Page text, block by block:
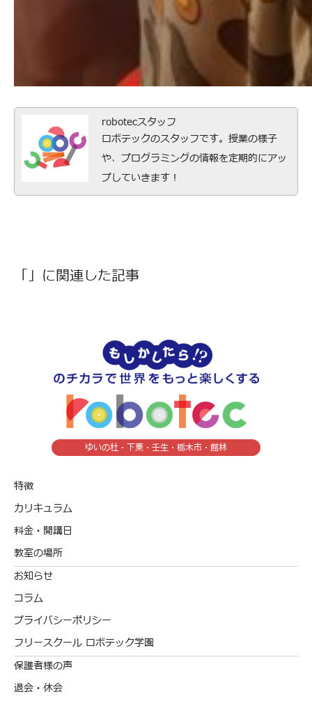
robotecスタッフ
ロボテックのスタッフです。授業の様子
や、プログラミングの情報を定期的にアッ
プしていきます！
「」に関連した記事
ゆいの杜・下栗・壬生・栃木市・館林
特徴
カリキュラム
料金・開講日
教室の場所
お知らせ
コラム
プライバシーポリシー
フリースクール ロボテック学園
保護者様の声
退会・休会